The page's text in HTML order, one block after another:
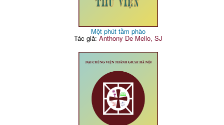
Một phút tầm phào
Tác giả:Anthony De Mello, SJ